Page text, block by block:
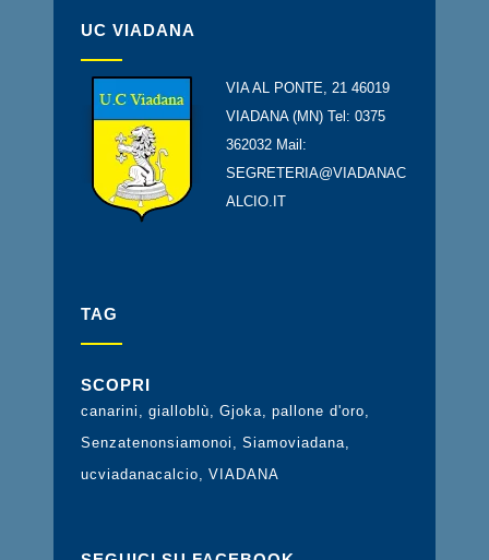
UC VIADANA
VIA AL PONTE, 21 46019
VIADANA (MN) Tel: 0375
362032 Mail:
SEGRETERIA@VIADANAC
ALCIO.IT
TAG
SCOPRI
canarini gialloblù Gjoka pallone d'oro
Senzatenonsiamonoi
Siamoviadana
ucviadanacalcio
VIADANA